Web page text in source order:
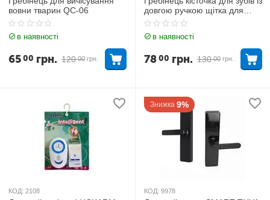
вовни тварин QC-06
в наявності
120 00 грн.
6500 грн.
довгою ручкою щітка для
домашніх тварин Pet brus LY-
524
в наявності
130 00 грн.
7800 грн.
КОД: 2108
Знижка 9%
КОД: 9978